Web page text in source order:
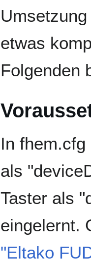
etwas
Folgenden
In
als
Taster als
eingelernt.
"Eltako